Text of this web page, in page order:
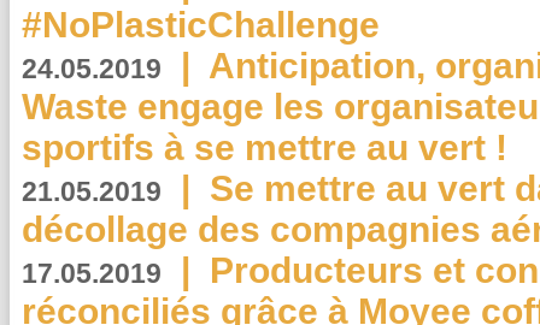
#NoPlasticChallenge
24.05.2019 | Anticipation,
Waste engage les
sportifs à se mettre au vert !
21.05.2019 | Se mettre au vert
décollage des compagnies
17.05.2019 | Producteurs et
réconciliés grâce à Moyee